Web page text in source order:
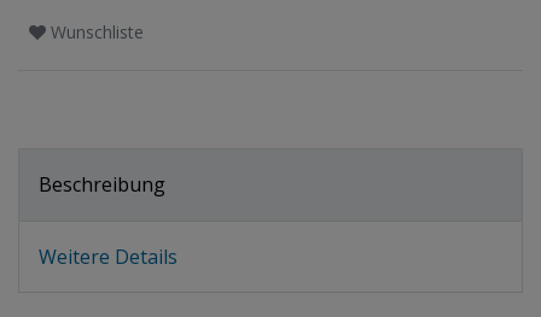
Wunschliste
Beschreibung
Weitere Details